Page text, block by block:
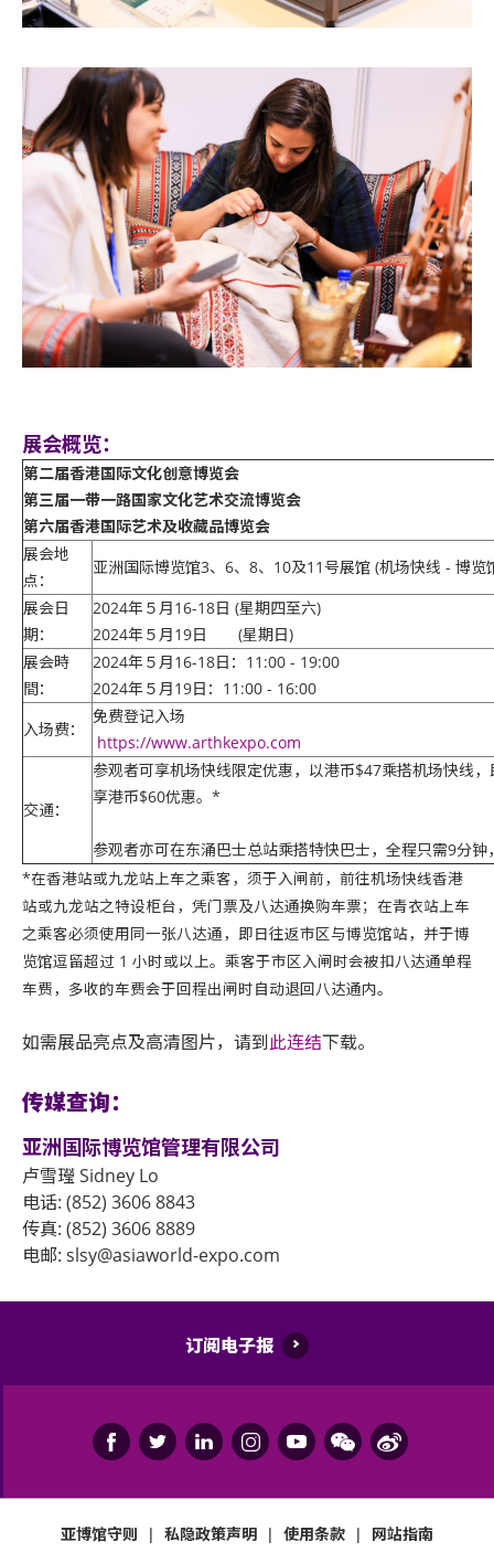
展会概览：
第二届香港国际文化创意博览会
第三届一带一路国家文化艺术交流博览会
第六届香港国际艺术及收藏品博览会
展会地
点：
亚洲国际博览馆3、6、8、10及11号展馆 (机场快线 - 博览
展会日
期：
2024年５月16-18日 (星期四至六)
2024年５月19日 (星期日)
展会時
間：
2024年５月16-18日：11:00 - 19:00
2024年５月19日：11:00 - 16:00
入场费：
免费登记入场
https://www.arthkexpo.com
交通：
参观者可享机场快线限定优惠，以港币$47乘搭机场快线
享港币$60优惠。*
参观者亦可在东涌巴士总站乘搭特快巴士，全程只需9分
*在香港站或九龙站上车之乘客，须于入闸前，前往机场快线香港
站或九龙站之特设柜台，凭门票及八达通换购车票；在青衣站上车
之乘客必须使用同一张八达通，即日往返市区与博览馆站，并于博
览馆逗留超过 1 小时或以上。乘客于市区入闸时会被扣八达通单程
车费，多收的车费会于回程出闸时自动退回八达通内。
如需展品亮点及高清图片，请到此连结下载。
传媒查询：
亚洲国际博览馆管理有限公司
卢雪㼆 Sidney Lo
电话: (852) 3606 8843
传真: (852) 3606 8889
电邮: slsy@asiaworld-expo.com
订阅电子报
亚博馆守则 | 私隐政策声明 | 使用条款 | 网站指南